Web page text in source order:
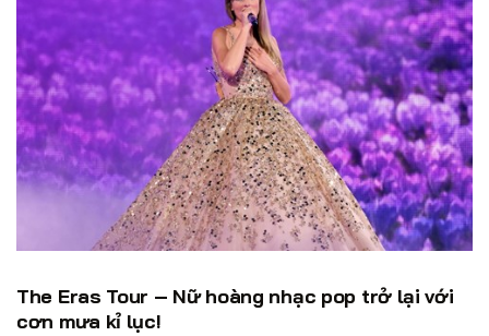
The Eras Tour – Nữ hoàng nhạc pop trở lại với
cơn mưa kỉ lục!